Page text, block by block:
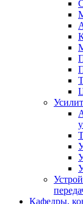
Кафедры,